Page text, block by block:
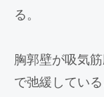
る。
胸郭壁が吸気
で弛緩してい